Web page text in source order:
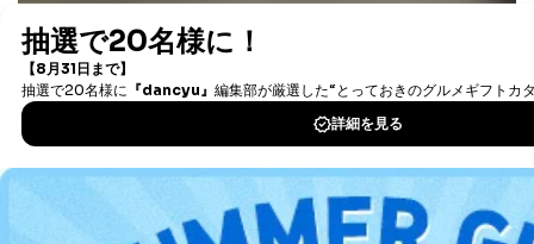
当社は、取得した個人情報を適切に管理し､あらかじめ
本人の同意を得ることなく第三者に提供することはあり
ません。ただし、次の場合は除きます。
人の生命､身体または財産の保護のために必要がある
公衆衛生の向上または児童の健全な育成の推進のため
書籍）が無料で読み放題！
DOWNLOAD FOR IOS
DOWNLOAD FOR ANDROID